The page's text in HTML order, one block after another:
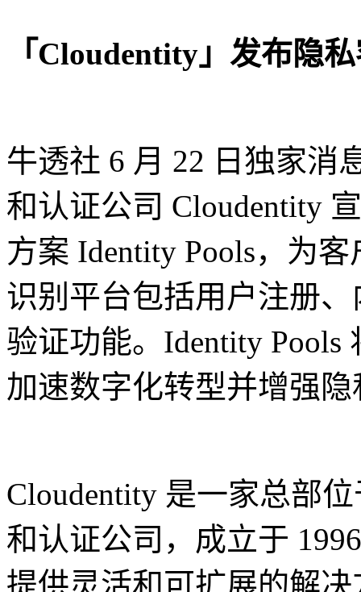
「Cloudentity」发布隐
牛透社 6 月 22 日独家消
和认证公司 Cloudentity
方案 Identity Pools，为
识别平台包括用户注册
验证功能。Identity
加速数字化转型并增强
Cloudentity 是一家总部
和认证公司，成立于
提供灵活和可扩展的解